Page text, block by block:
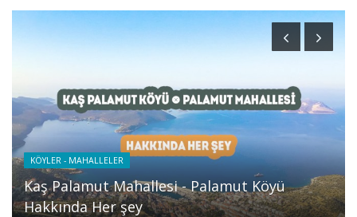
KÖYLER - MAHALLELER
Kaş Palamut Mahallesi - Palamut Köyü
Hakkında Her şey